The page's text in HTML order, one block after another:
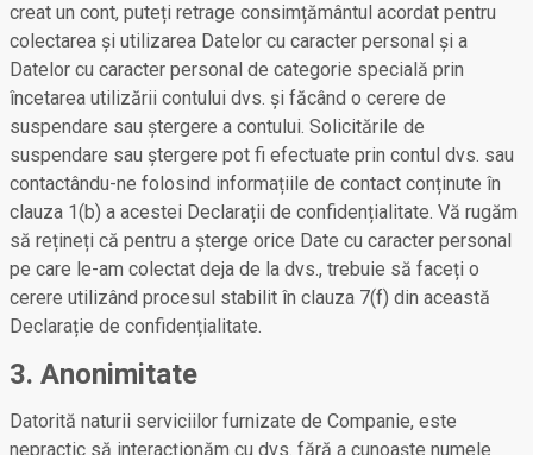
creat un cont, puteți retrage consimțământul acordat pentru
colectarea și utilizarea Datelor cu caracter personal și a
Datelor cu caracter personal de categorie specială prin
încetarea utilizării contului dvs. și făcând o cerere de
suspendare sau ștergere a contului. Solicitările de
suspendare sau ștergere pot fi efectuate prin contul dvs. sau
contactându-ne folosind informațiile de contact conținute în
clauza 1(b) a acestei Declarații de confidențialitate. Vă rugăm
să rețineți că pentru a șterge orice Date cu caracter personal
pe care le-am colectat deja de la dvs., trebuie să faceți o
cerere utilizând procesul stabilit în clauza 7(f) din această
Declarație de confidențialitate.
3. Anonimitate
Datorită naturii serviciilor furnizate de Companie, este
nepractic să interacționăm cu dvs. fără a cunoaște numele